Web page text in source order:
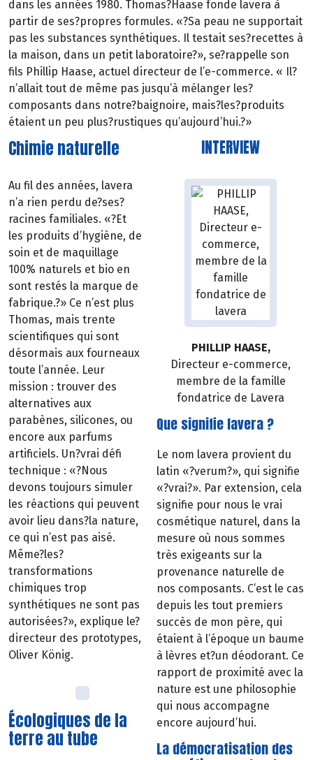
dans les années 1980. Thomas?Haase fonde lavera à
partir de ses?propres formules. «?Sa peau ne supportait
pas les substances synthétiques. Il testait ses?recettes à
la maison, dans un petit laboratoire?», se?rappelle son
fils Phillip Haase, actuel directeur de l’e-commerce. « Il?
n’allait tout de même pas jusqu’à mélanger les?
composants dans notre?baignoire, mais?les?produits
étaient un peu plus?rustiques qu’aujourd’hui.?»
Chimie naturelle
Au fil des années, lavera
n’a rien perdu de?ses?
racines familiales. «?Et
les produits d’hygiène, de
soin et de maquillage
100% naturels et bio en
sont restés la marque de
fabrique.?» Ce n’est plus
Thomas, mais trente
scientifiques qui sont
désormais aux fourneaux
toute l’année. Leur
mission : trouver des
alternatives aux
parabènes, silicones, ou
encore aux parfums
artificiels. Un?vrai défi
technique : «?Nous
devons toujours simuler
les réactions qui peuvent
avoir lieu dans?la nature,
ce qui n’est pas aisé.
Même?les?
transformations
chimiques trop
synthétiques ne sont pas
autorisées?», explique le?
directeur des prototypes,
Oliver König.
Écologiques de la
terre au tube
INTERVIEW
PHILLIP HAASE,
Directeur e-commerce,
membre de la famille
fondatrice de Lavera
Que signifie lavera ?
Le nom lavera provient du
latin «?verum?», qui signifie
«?vrai?». Par extension, cela
signifie pour nous le vrai
cosmétique naturel, dans la
mesure où nous sommes
très exigeants sur la
provenance naturelle de
nos composants. C’est le cas
depuis les tout premiers
succès de mon père, qui
étaient à l’époque un baume
à lèvres et?un déodorant. Ce
rapport de proximité avec la
nature est une philosophie
qui nous accompagne
encore aujourd’hui.
La démocratisation des